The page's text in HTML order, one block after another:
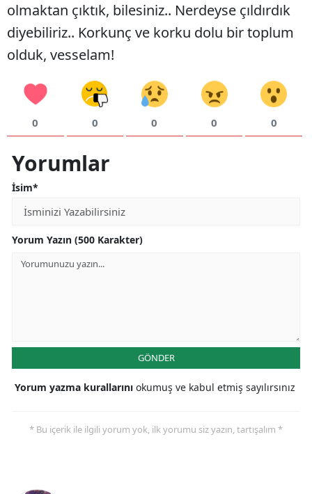
olmaktan çıktık, bilesiniz.. Nerdeyse çıldırdık
diyebiliriz.. Korkunç ve korku dolu bir toplum
olduk, vesselam!
0 0 0 0 0
Yorumlar
İsim*
Yorum Yazın (500 Karakter)
GÖNDER
Yorum yazma kurallarını okumuş ve kabul etmiş sayılırsınız
* Bu içerik ile ilgili yorum yok, ilk yorumu siz yazın, tartışalım *